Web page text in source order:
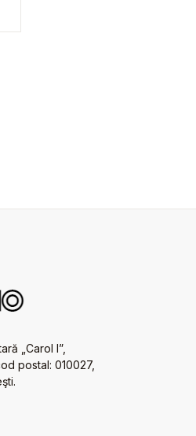
„Carol I”,
postal: 010027,